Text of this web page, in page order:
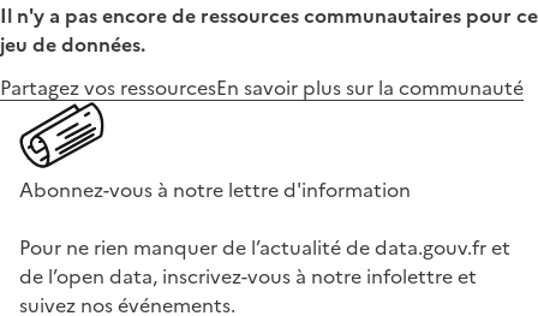
Il n'y a pas encore de ressources communautaires pour ce
jeu de données.
Partagez vos ressourcesEn savoir plus sur la communauté
Abonnez-vous à notre lettre d'information
Pour ne rien manquer de l’actualité de data.gouv.fr et
de l’open data, inscrivez-vous à notre infolettre et
suivez nos événements.